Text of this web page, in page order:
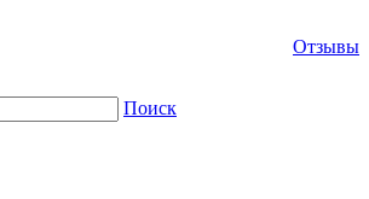
Отзывы
Поиск